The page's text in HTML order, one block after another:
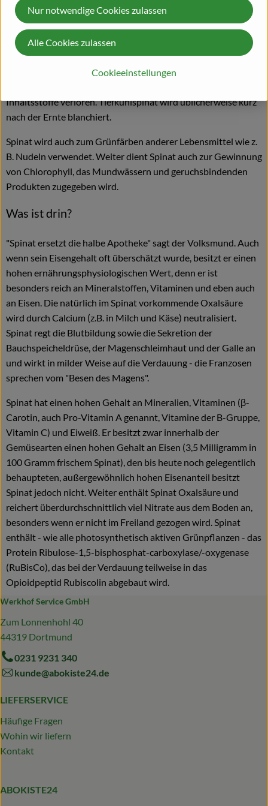
Kartoffeln serviert. Um sowohl den leicht metallisch-bitteren,
etwas astringierenden Geschmack zu mildern als auch den
Nitratgehalt (um 40–70%) zu verringern kann Spinat vor der
weiteren Zubereitung blanchiert werden. Beim Blanchieren
bleibt ein Großteil des wasserlöslichen Nitrats im Kochwasser
Inhaltsstoffe verloren. Tiefkühlspinat wird üblicherweise kurz
nach der Ernte blanchiert.
Spinat wird auch zum Grünfärben anderer Lebensmittel wie z.
B. Nudeln verwendet. Weiter dient Spinat auch zur Gewinnung
von Chlorophyll, das Mundwässern und geruchsbindenden
Produkten zugegeben wird.
Was ist drin?
"Spinat ersetzt die halbe Apotheke" sagt der Volksmund. Auch
wenn sein Eisengehalt oft überschätzt wurde, besitzt er einen
hohen ernährungsphysiologischen Wert, denn er ist
besonders reich an Mineralstoffen, Vitaminen und eben auch
an Eisen. Die natürlich im Spinat vorkommende Oxalsäure
wird durch Calcium (z.B. in Milch und Käse) neutralisiert.
Spinat regt die Blutbildung sowie die Sekretion der
Bauchspeicheldrüse, der Magenschleimhaut und der Galle an
und wirkt in milder Weise auf die Verdauung - die Franzosen
sprechen vom "Besen des Magens".
Spinat hat einen hohen Gehalt an Mineralien, Vitaminen (β-
Carotin, auch Pro-Vitamin A genannt, Vitamine der B-Gruppe,
Vitamin C) und Eiweiß. Er besitzt zwar innerhalb der
Gemüsearten einen hohen Gehalt an Eisen (3,5 Milligramm in
100 Gramm frischem Spinat), den bis heute noch gelegentlich
behaupteten, außergewöhnlich hohen Eisenanteil besitzt
Spinat jedoch nicht. Weiter enthält Spinat Oxalsäure und
reichert überdurchschnittlich viel Nitrate aus dem Boden an,
besonders wenn er nicht im Freiland gezogen wird. Spinat
enthält - wie alle photosynthetisch aktiven Grünpflanzen - das
Protein Ribulose-1,5-bisphosphat-carboxylase/-oxygenase
(RuBisCo), das bei der Verdauung teilweise in das
Opioidpeptid Rubiscolin abgebaut wird.
Werkhof Service GmbH
Zum Lonnenhohl 40
44319 Dortmund
0231 9231 340
kunde@abokiste24.de
LIEFERSERVICE
Häufige Fragen
Wohin wir liefern
Kontakt
ABOKISTE24
Cookieeinstellungen
Nur notwendige Cookies zulassen
Alle Cookies zulassen